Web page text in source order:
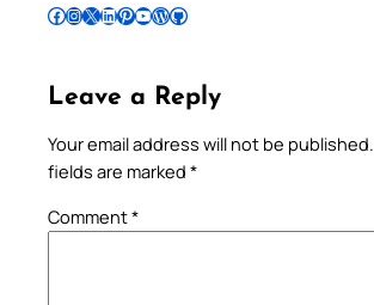
Follow Pradeep on Facebook Follow Pradeep on InstagramFollow Pradeep on X Follow Pradeep on LinkedIn Follow Pradeep on Pinterest Subscribe to Pradeep’s Youtube Channel Follow Pradeep on WordPress Follow Pradeep on GitHub
Leave a Reply
Your email address will not be published.
fields are marked *
Comment*